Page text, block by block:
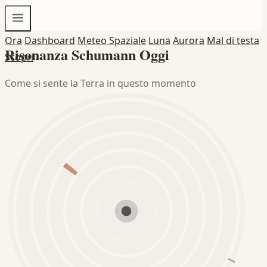
Ora Dashboard Meteo Spaziale Luna Aurora Mal di testa
Scopri
Risonanza Schumann Oggi
Come si sente la Terra in questo momento